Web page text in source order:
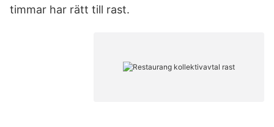
timmar har rätt till rast.